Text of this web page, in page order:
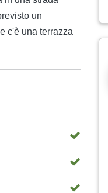
un
c'è una terrazza